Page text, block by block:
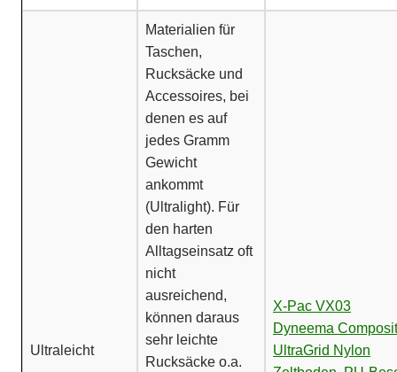
Ultraleicht
Materialien für
Taschen,
Rucksäcke und
Accessoires, bei
denen es auf
jedes Gramm
Gewicht
ankommt
(Ultralight). Für
den harten
Alltagseinsatz oft
nicht
ausreichend,
können daraus
sehr leichte
Rucksäcke o.a.
X-Pac VX03
Dyneema
UltraGrid Nylon